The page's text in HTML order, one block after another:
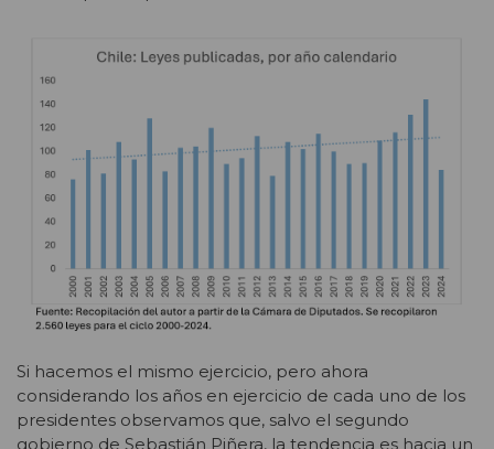
Si hacemos el mismo ejercicio, pero ahora
considerando los años en ejercicio de cada uno de los
presidentes observamos que, salvo el segundo
gobierno de Sebastián Piñera, la tendencia es hacia un